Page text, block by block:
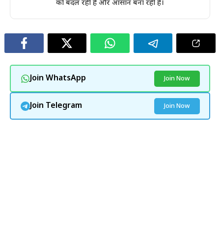
को बदल रही है और आसान बना रही है।
Join WhatsApp Join Now
Join Telegram Join Now